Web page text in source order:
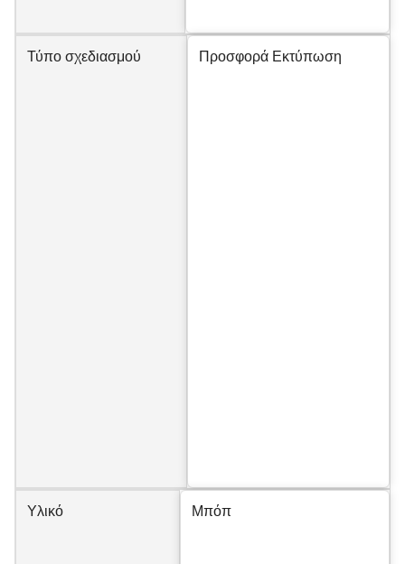
Τύπο σχεδιασμού Προσφορά Εκτύπωση
Υλικό Μπόπ